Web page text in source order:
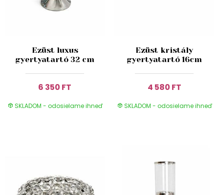
Ezüst luxus
gyertyatartó 32 cm
6 350 FT
SKLADOM - odosielame ihneď
Ezüst kristály
gyertyatartó 16cm
4 580 FT
SKLADOM - odosielame ihneď